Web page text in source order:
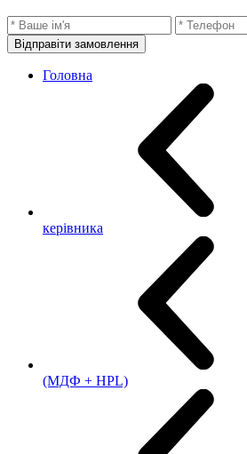
Відправіти замовлення
Головна
керівника
(МДФ + HPL)